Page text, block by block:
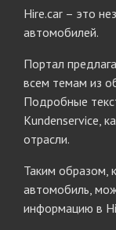
Hire.car – это
автомобилей.
Портал
всем темам из
Подробные
Kundenservice,
отрасли.
Таким образом,
автомобиль,
информацию в